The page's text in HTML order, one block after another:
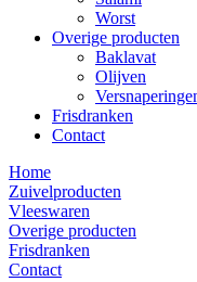
Worst
Overige producten
Baklavat
Olijven
Frisdranken
Contact
Home
Zuivelproducten
Vleeswaren
Overige producten
Frisdranken
Contact